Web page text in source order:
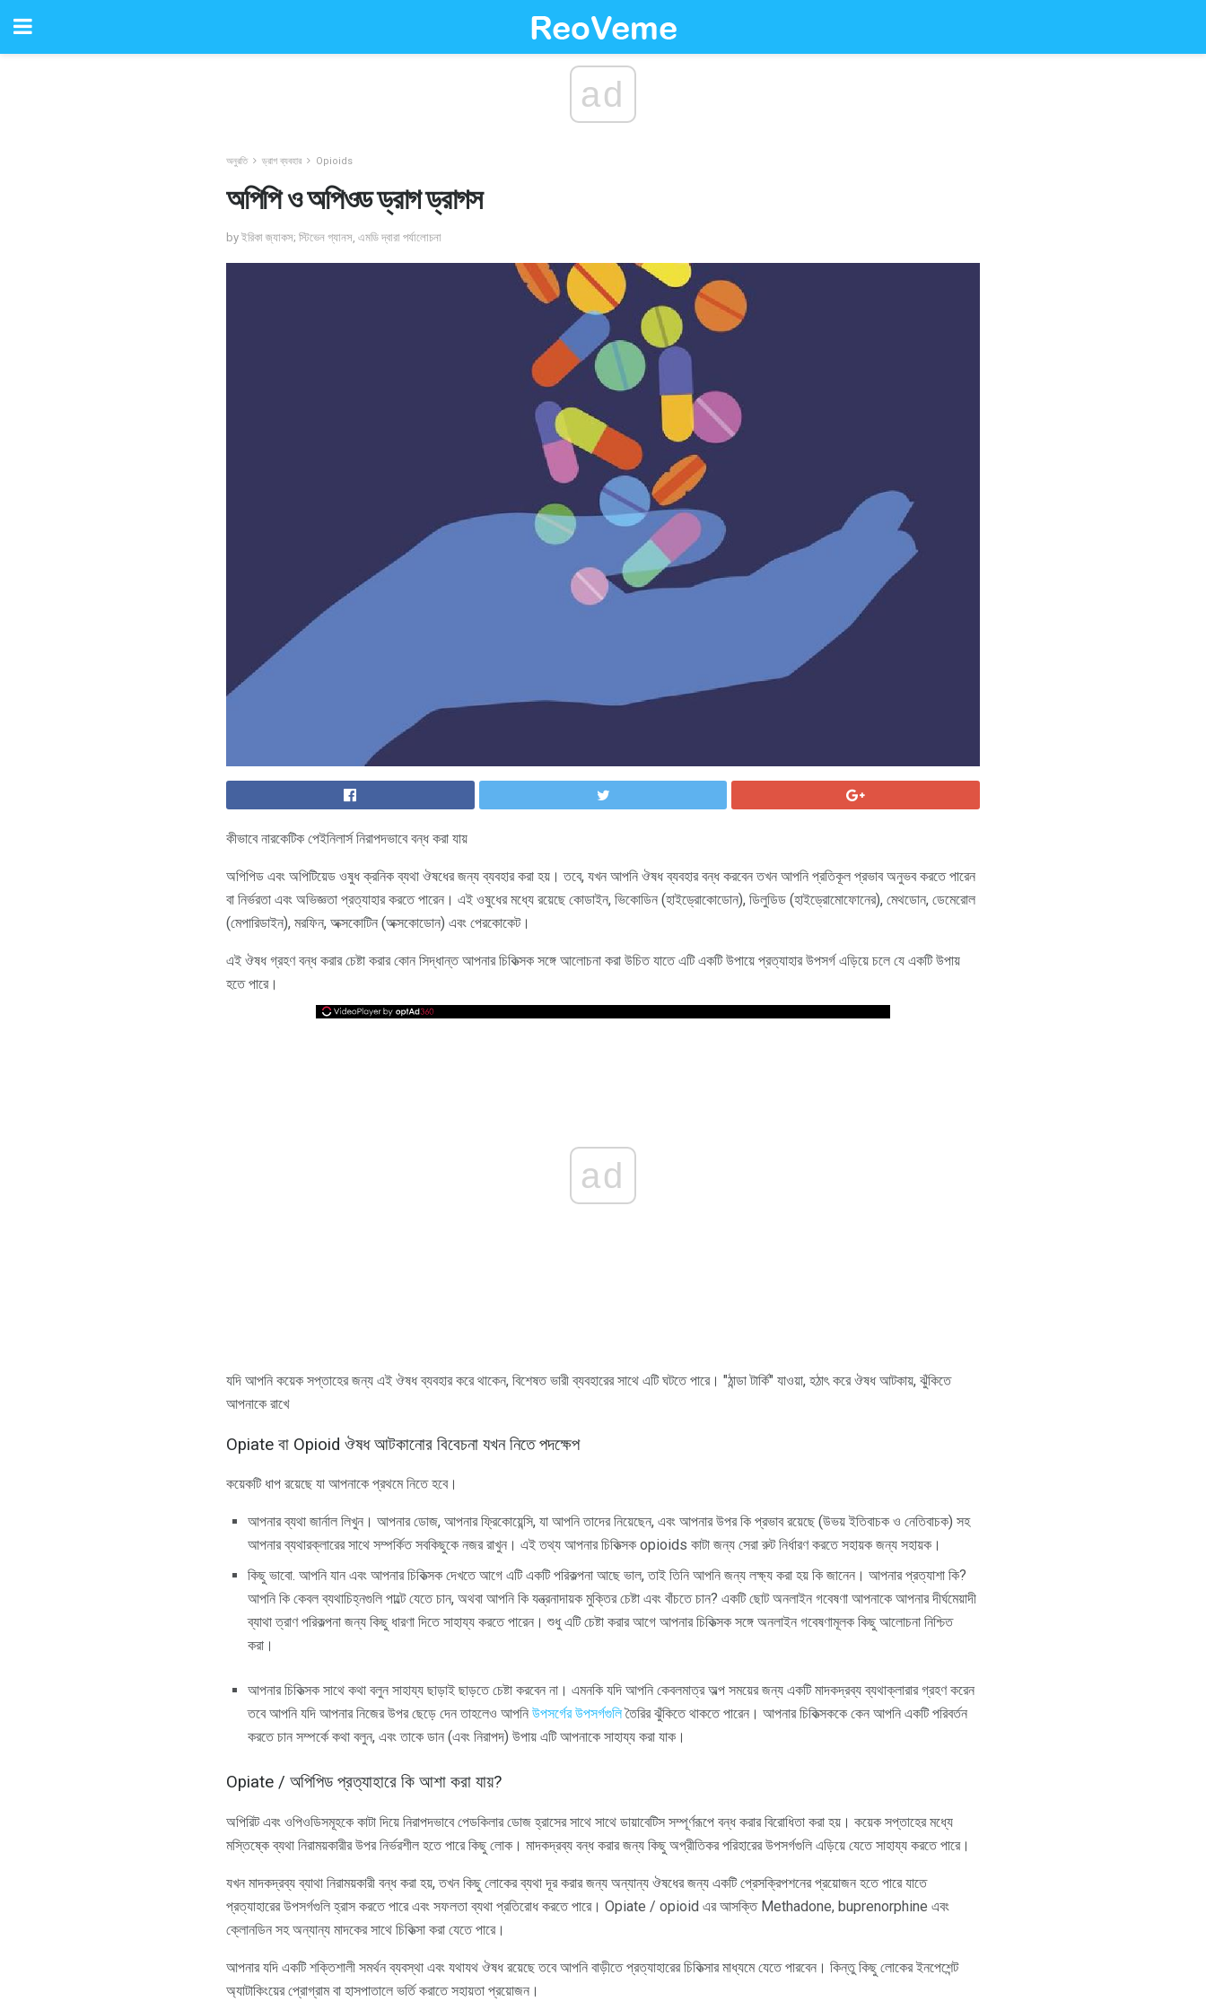
ad
অনুরতি ড্রাগ ব্যবহার Opioids
অপিপি ও অপিওড ড্রাগ ড্রাগস
by ইরিকা জ্যাকস; স্টিভেন গ্যানস, এমডি দ্বারা পর্যালোচনা
কীভাবে নারকেটিক পেইনিলার্স নিরাপদভাবে বন্ধ করা যায়
অপিপিড এবং অপিটিয়েড ওষুধ ক্রনিক ব্যথা ঔষধের জন্য ব্যবহার করা হয়। তবে, যখন আপনি ঔষধ ব্যবহার বন্ধ করবেন তখন আপনি প্রতিকূল প্রভাব অনুভব করতে পারেন
বা নির্ভরতা এবং অভিজ্ঞতা প্রত্যাহার করতে পারেন। এই ওষুধের মধ্যে রয়েছে কোডাইন, ভিকোডিন (হাইড্রোকোডোন), ডিলুডিড (হাইড্রোমোফোনের), মেথডোন, ডেমেরোল
(মেপারিডাইন), মরফিন, অক্সকোটিন (অক্সকোডোন) এবং পেরকোকেট।
এই ঔষধ গ্রহণ বন্ধ করার চেষ্টা করার কোন সিদ্ধান্ত আপনার চিকিত্সক সঙ্গে আলোচনা করা উচিত যাতে এটি একটি উপায়ে প্রত্যাহার উপসর্গ এড়িয়ে চলে যে একটি উপায়
হতে পারে।
ad
যদি আপনি কয়েক সপ্তাহের জন্য এই ঔষধ ব্যবহার করে থাকেন, বিশেষত ভারী ব্যবহারের সাথে এটি ঘটতে পারে। "ঠান্ডা টার্কি" যাওয়া, হঠাৎ করে ঔষধ আটকায়, ঝুঁকিতে
আপনাকে রাখে
Opiate বা Opioid ঔষধ আটকানোর বিবেচনা যখন নিতে পদক্ষেপ
কয়েকটি ধাপ রয়েছে যা আপনাকে প্রথমে নিতে হবে।
আপনার ব্যথা জার্নাল লিখুন। আপনার ডোজ, আপনার ফ্রিকোয়েন্সি, যা আপনি তাদের নিয়েছেন, এবং আপনার উপর কি প্রভাব রয়েছে (উভয় ইতিবাচক ও নেতিবাচক) সহ
আপনার ব্যথারক্লারের সাথে সম্পর্কিত সবকিছুকে নজর রাখুন। এই তথ্য আপনার চিকিত্সক opioids কাটা জন্য সেরা রুট নির্ধারণ করতে সহায়ক জন্য সহায়ক।
কিছু ভাবো. আপনি যান এবং আপনার চিকিত্সক দেখতে আগে এটি একটি পরিকল্পনা আছে ভাল, তাই তিনি আপনি জন্য লক্ষ্য করা হয় কি জানেন। আপনার প্রত্যাশা কি?
আপনি কি কেবল ব্যথাচিহ্নগুলি পাল্টে যেতে চান, অথবা আপনি কি যন্ত্রনাদায়ক মুক্তির চেষ্টা এবং বাঁচতে চান? একটি ছোট অনলাইন গবেষণা আপনাকে আপনার দীর্ঘমেয়াদী
ব্যাথা ত্রাণ পরিকল্পনা জন্য কিছু ধারণা দিতে সাহায্য করতে পারেন। শুধু এটি চেষ্টা করার আগে আপনার চিকিত্সক সঙ্গে অনলাইন গবেষণামূলক কিছু আলোচনা নিশ্চিত
করা।
আপনার চিকিত্সক সাথে কথা বলুন সাহায্য ছাড়াই ছাড়তে চেষ্টা করবেন না। এমনকি যদি আপনি কেবলমাত্র অল্প সময়ের জন্য একটি মাদকদ্রব্য ব্যথাক্লারার গ্রহণ করেন
তবে আপনি যদি আপনার নিজের উপর ছেড়ে দেন তাহলেও আপনি উপসর্গের উপসর্গগুলিতৈরির ঝুঁকিতে থাকতে পারেন। আপনার চিকিত্সককে কেন আপনি একটি পরিবর্তন
করতে চান সম্পর্কে কথা বলুন, এবং তাকে ডান (এবং নিরাপদ) উপায় এটি আপনাকে সাহায্য করা যাক।
Opiate / অপিপিড প্রত্যাহারে কি আশা করা যায়?
অপিরিট এবং ওপিওডিসমূহকে কাটা দিয়ে নিরাপদভাবে পেডকিলার ডোজ হ্রাসের সাথে সাথে ডায়াবেটিস সম্পূর্ণরূপে বন্ধ করার বিরোধিতা করা হয়। কয়েক সপ্তাহের মধ্যে
মস্তিষ্কে ব্যথা নিরাময়কারীর উপর নির্ভরশীল হতে পারে কিছু লোক। মাদকদ্রব্য বন্ধ করার জন্য কিছু অপ্রীতিকর পরিহারের উপসর্গগুলি এড়িয়ে যেতে সাহায্য করতে পারে।
যখন মাদকদ্রব্য ব্যাথা নিরাময়কারী বন্ধ করা হয়, তখন কিছু লোকের ব্যথা দূর করার জন্য অন্যান্য ঔষধের জন্য একটি প্রেসক্রিপশনের প্রয়োজন হতে পারে যাতে
প্রত্যাহারের উপসর্গগুলি হ্রাস করতে পারে এবং সফলতা ব্যথা প্রতিরোধ করতে পারে। Opiate / opioid এর আসক্তি Methadone, buprenorphine এবং
ক্লোনডিন সহ অন্যান্য মাদকের সাথে চিকিত্সা করা যেতে পারে।
আপনার যদি একটি শক্তিশালী সমর্থন ব্যবস্থা এবং যথাযথ ঔষধ রয়েছে তবে আপনি বাড়ীতে প্রত্যাহারের চিকিত্সার মাধ্যমে যেতে পারবেন। কিন্তু কিছু লোকের ইনপেশেন্ট
অ্যাটাকিংয়ের প্রোগ্রাম বা হাসপাতালে ভর্তি করাতে সহায়তা প্রয়োজন।